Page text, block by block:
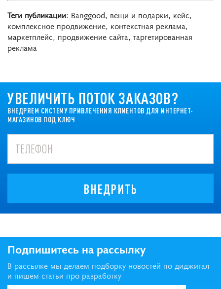
Теги публикации: Banggood, вещи и подарки, кейс,
комплексное продвижение, контекстная реклама,
маркетплейс, продвижение сайта, таргетированная
реклама
УВЕЛИЧИТЬ ПОТОК ЗАКАЗОВ?
ВНЕДРЯЕМ СИСТЕМУ ПРИВЛЕЧЕНИЯ КЛИЕНТОВ ДЛЯ ИНТЕРНЕТ-
МАГАЗИНОВ ПОД КЛЮЧ
ВНЕДРИТЬ
Подпишитесь на рассылку
В рассылке мы делаем подборку новостей по диджитал
и пишем статьи про разработку